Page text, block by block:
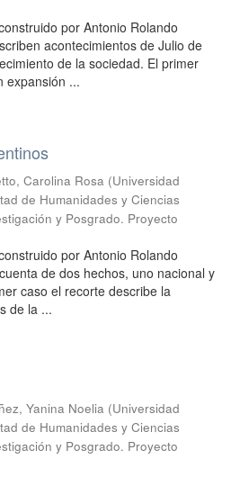
por Antonio Rolando
acontecimientos de Julio de
de la sociedad. El primer
expansión ...
Carolina Rosa (Universidad
de Humanidades y Ciencias
y Posgrado. Proyecto
por Antonio Rolando
de dos hechos, uno nacional y
caso el recorte describe la
de la ...
Yanina Noelia (Universidad
de Humanidades y Ciencias
y Posgrado. Proyecto